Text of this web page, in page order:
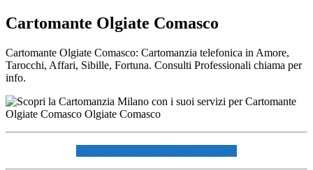
Cartomante Olgiate Comasco
Cartomante Olgiate Comasco: Cartomanzia telefonica in Amore,
Tarocchi, Affari, Sibille, Fortuna. Consulti Professionali chiama per
info.